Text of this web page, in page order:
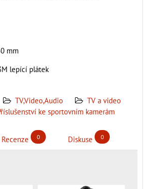
mm
lepící plátek
TV,Video,Audio
TV a video
ke sportovním kamerám
Recenze 0 Diskuse 0